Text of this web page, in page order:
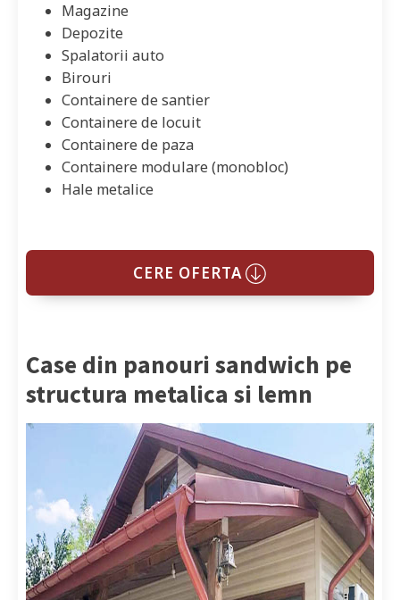
Magazine
Depozite
Spalatorii auto
Birouri
Containere de santier
Containere de locuit
Containere de paza
Containere modulare (monobloc)
Hale metalice
CERE OFERTA
Case din panouri sandwich pe
structura metalica si lemn